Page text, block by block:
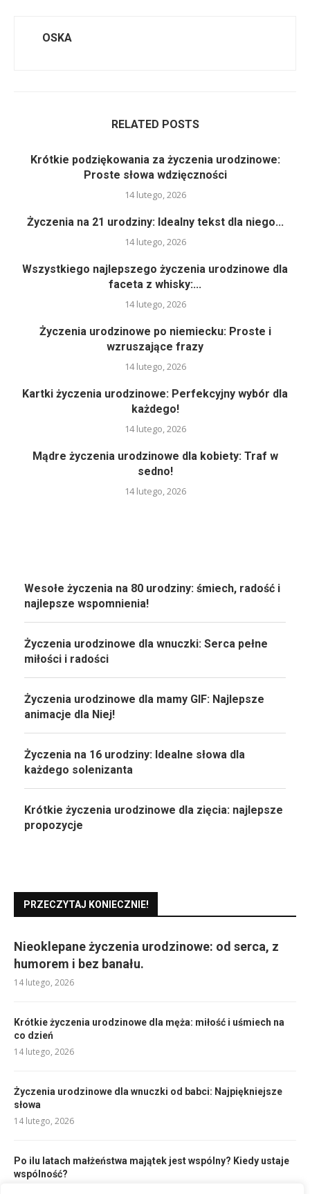
OSKA
RELATED POSTS
Krótkie podziękowania za życzenia urodzinowe:
Proste słowa wdzięczności
14 lutego, 2026
Życzenia na 21 urodziny: Idealny tekst dla niego...
14 lutego, 2026
Wszystkiego najlepszego życzenia urodzinowe dla
faceta z whisky:...
14 lutego, 2026
Życzenia urodzinowe po niemiecku: Proste i
wzruszające frazy
14 lutego, 2026
Kartki życzenia urodzinowe: Perfekcyjny wybór dla
każdego!
14 lutego, 2026
Mądre życzenia urodzinowe dla kobiety: Traf w
sedno!
14 lutego, 2026
Wesołe życzenia na 80 urodziny: śmiech, radość i
najlepsze wspomnienia!
Życzenia urodzinowe dla wnuczki: Serca pełne
miłości i radości
Życzenia urodzinowe dla mamy GIF: Najlepsze
animacje dla Niej!
Życzenia na 16 urodziny: Idealne słowa dla
każdego solenizanta
Krótkie życzenia urodzinowe dla zięcia: najlepsze
propozycje
PRZECZYTAJ KONIECZNIE!
Nieoklepane życzenia urodzinowe: od serca, z
humorem i bez banału.
14 lutego, 2026
Krótkie życzenia urodzinowe dla męża: miłość i uśmiech na
co dzień
14 lutego, 2026
Życzenia urodzinowe dla wnuczki od babci: Najpiękniejsze
słowa
14 lutego, 2026
Po ilu latach małżeństwa majątek jest wspólny? Kiedy ustaje
wspólność?